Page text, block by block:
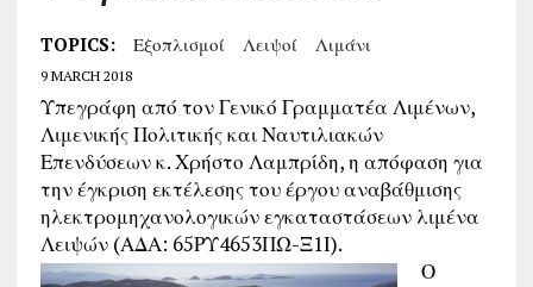
TOPICS: Εξοπλισμοί Λειψοί Λιμάνι
9 MARCH 2018
Υπεγράφη από τον Γενικό Γραμματέα Λιμένων,
Λιμενικής Πολιτικής και Ναυτιλιακών
Επενδύσεων κ. Χρήστο Λαμπρίδη, η απόφαση για
την έγκριση εκτέλεσης του έργου αναβάθμισης
ηλεκτρομηχανολογικών εγκαταστάσεων λιμένα
Λειψών (ΑΔΑ: 65ΡΥ4653ΠΩ-Ξ1Ι).
Ο